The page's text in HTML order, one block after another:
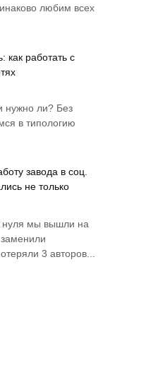
любим всех
как работать с
нужно ли? Без
в типологию
завода в соц.
не только
нуля мы вышли на
3 авторов...